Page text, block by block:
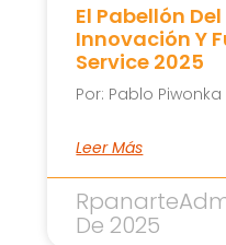
El Pabellón
Innovación Y
Service 2025
Por: Pablo
Leer Más
De 2025